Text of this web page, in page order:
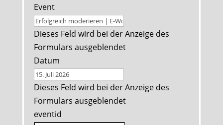
Event
Dieses Feld wird bei der Anzeige des
Formulars ausgeblendet
Datum
Dieses Feld wird bei der Anzeige des
Formulars ausgeblendet
eventid